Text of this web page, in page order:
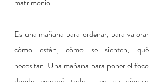
Es una mañana para ordenar, para valorar
cómo están, cómo se sienten, qué
necesitan. Una mañana para poner el foco